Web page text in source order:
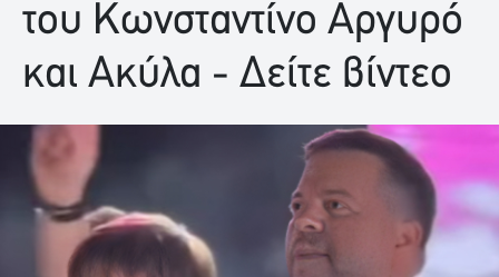
του Κωνσταντίνο Αργυρό
και Ακύλα - Δείτε βίντεο